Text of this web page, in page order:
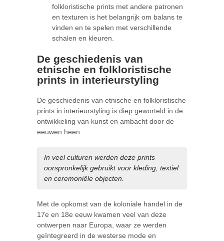
folkloristische prints met andere patronen
en texturen is het belangrijk om balans te
vinden en te spelen met verschillende
schalen en kleuren.
De geschiedenis van
etnische en folkloristische
prints in interieurstyling
De geschiedenis van etnische en folkloristische
prints in interieurstyling is diep geworteld in de
ontwikkeling van kunst en ambacht door de
eeuwen heen.
In veel culturen werden deze prints
oorspronkelijk gebruikt voor kleding, textiel
en ceremoniële objecten.
Met de opkomst van de koloniale handel in de
17e en 18e eeuw kwamen veel van deze
ontwerpen naar Europa, waar ze werden
geïntegreerd in de westerse mode en